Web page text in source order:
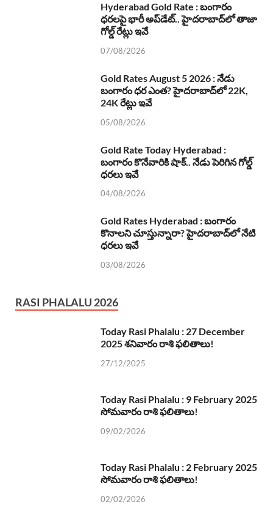
Hyderabad Gold Rate : బంగారం
ధరలపై భారీ అప్‌డేట్.. హైదరాబాద్‌లో తాజా
గోల్డ్ రేట్లు ఇవే
07/08/2026
Gold Rates August 5 2026 : నేడు
బంగారం ధర ఎంత? హైదరాబాద్‌లో 22K,
24K రేట్లు ఇవే
05/08/2026
Gold Rate Today Hyderabad :
బంగారం కొనేవారికి షాక్.. నేడు పెరిగిన గోల్డ్
ధరలు ఇవే
04/08/2026
Gold Rates Hyderabad : బంగారం
కొనాలని చూస్తున్నారా? హైదరాబాద్‌లో నేటి
ధరలు ఇవే
03/08/2026
RASI PHALALU 2026
Today Rasi Phalalu : 27 December
2025 శనివారం రాశి ఫలితాలు!
27/12/2025
Today Rasi Phalalu : 9 February 2025
సోమవారం రాశి ఫలితాలు!
09/02/2026
Today Rasi Phalalu : 2 February 2025
సోమవారం రాశి ఫలితాలు!
02/02/2026